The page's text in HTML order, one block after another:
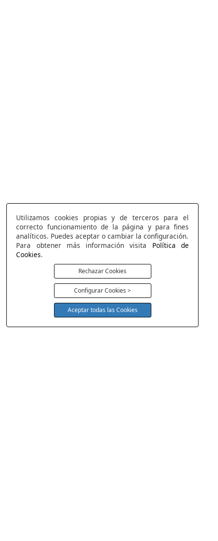
Utilizamos cookies propias y de terceros para el
correcto funcionamiento de la página y para fines
analíticos. Puedes aceptar o cambiar la configuración.
Para obtener más información visita Política de
Cookies.
Rechazar Cookies
Configurar Cookies >
Aceptar todas las Cookies